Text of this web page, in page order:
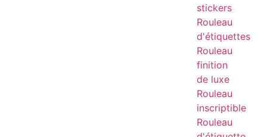
stickers
Rouleau
d'étiquettes
Rouleau
finition
de luxe
Rouleau
inscriptible
Rouleau